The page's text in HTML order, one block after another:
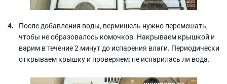
После добавления воды, вермишель нужно перемешать,
чтобы не образовалось комочков. Накрываем крышкой и
варим в течение 2 минут до испарения влаги. Периодически
открываем крышку и проверяем: не испарилась ли вода.